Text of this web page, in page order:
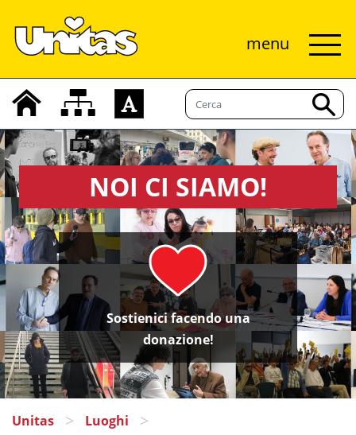
menu
NOI CI SIAMO!
Sostienici facendo una
donazione!
Unitas > Luoghi >